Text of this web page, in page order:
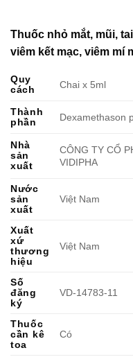
Thuốc nhỏ mắt, mũi,
viêm kết mạc, viêm mí
Quy
cách
Chai x 5ml
Thành
phần
Dexamethason
Nhà
sản
xuất
CÔNG TY CỔ
VIDIPHA
Nước
sản
xuất
Việt Nam
Xuất
xứ
thương
hiệu
Việt Nam
Số
đăng
ký
VD-14783-11
Thuốc
cần kê
toa
Có